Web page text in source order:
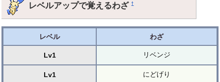
レベルアップで覚えるわざ†
レベル わざ
Lv1 リベンジ
Lv1 にどげり